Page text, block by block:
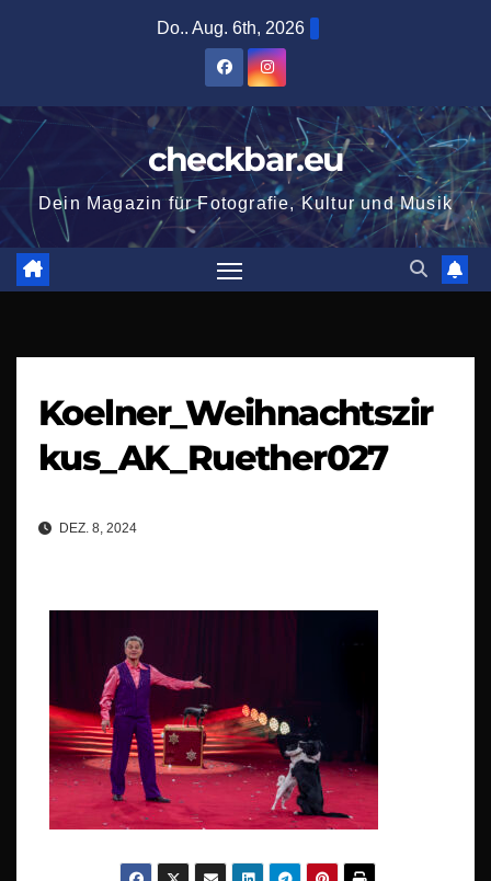
Do.. Aug. 6th, 2026
checkbar.eu
Dein Magazin für Fotografie, Kultur und Musik
Koelner_Weihnachtszir
kus_AK_Ruether027
DEZ. 8, 2024